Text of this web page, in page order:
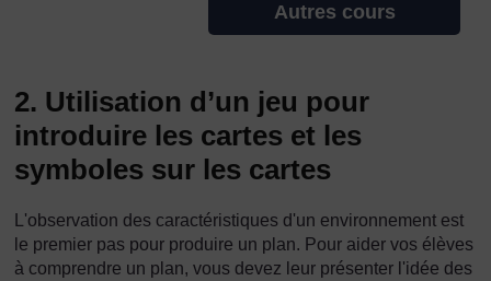
Autres cours
2. Utilisation d’un jeu pour
introduire les cartes et les
symboles sur les cartes
L'observation des caractéristiques d'un environnement est
le premier pas pour produire un plan. Pour aider vos élèves
à comprendre un plan, vous devez leur présenter l'idée des